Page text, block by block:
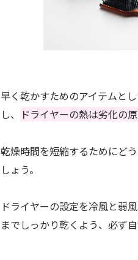
早く乾かすためのアイテムと
し、 ドライヤーの熱は劣化の原
乾燥時間を短縮するためにど
しょう。
ドライヤーの設定を冷風と弱
までしっかり乾くよう、必ず